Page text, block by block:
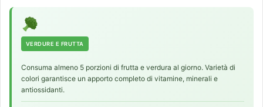
VERDURE E FRUTTA
Consuma almeno 5 porzioni di frutta e verdura al giorno. Varietà di
colori garantisce un apporto completo di vitamine, minerali e
antiossidanti.